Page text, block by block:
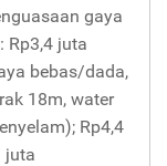
gaya
Rp3,4 juta
bebas/dada,
18m, water
Rp4,4
juta